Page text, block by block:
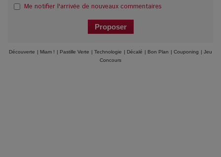
Me notifier l'arrivée de nouveaux commentaires
Découverte | Miam ! | Pastille Verte | Technologie | Décalé | Bon Plan | Couponing | Jeu
Concours